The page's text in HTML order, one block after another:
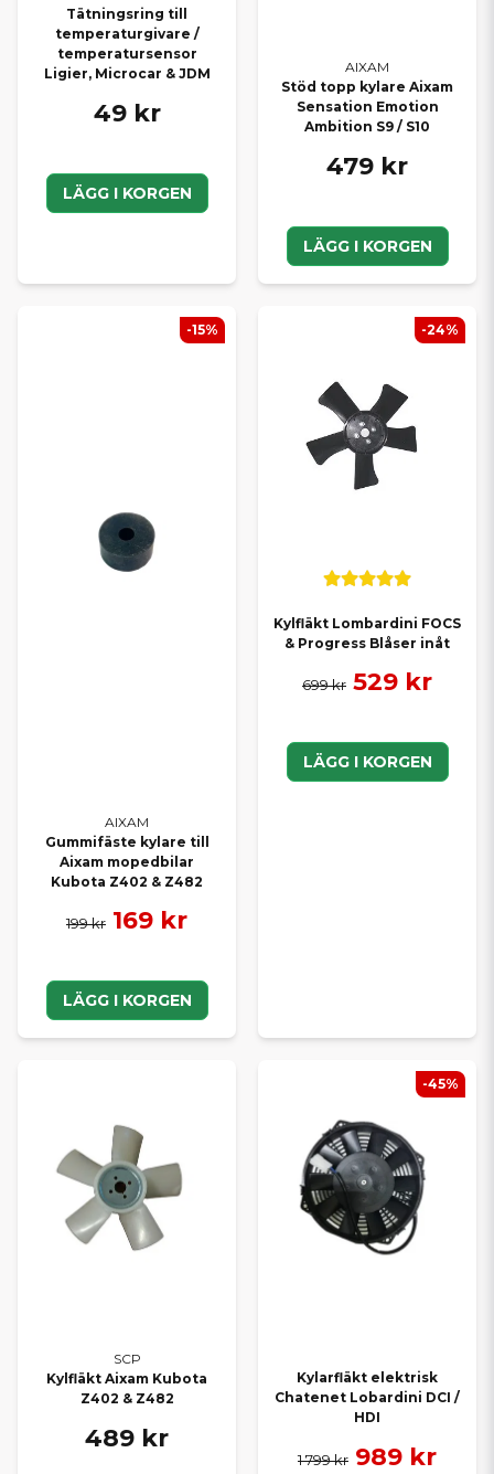
Tätningsring till
temperaturgivare /
temperatursensor
Ligier, Microcar & JDM
49 kr
LÄGG I KORGEN
AIXAM
Stöd topp kylare Aixam
Sensation Emotion
Ambition S9 / S10
479 kr
LÄGG I KORGEN
AIXAM
Gummifäste kylare till
Aixam mopedbilar
Kubota Z402 & Z482
199 kr 169 kr
LÄGG I KORGEN
-15%
Kylfläkt Lombardini FOCS
& Progress Blåser inåt
699 kr 529 kr
LÄGG I KORGEN
-24%
SCP
Kylfläkt Aixam Kubota
Z402 & Z482
489 kr
Kylarfläkt elektrisk
Chatenet Lobardini DCI /
HDI
1 799 kr 989 kr
-45%